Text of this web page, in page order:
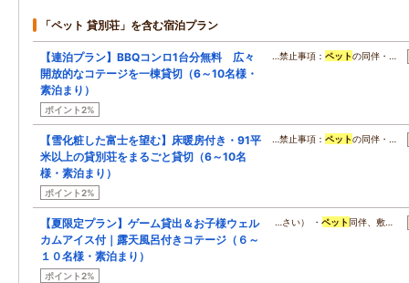
「ペット 貸別荘」を含む宿泊プラン
【連泊プラン】BBQコンロ1台分無料 広々
開放的なコテージを一棟貸切（6～10名様・
素泊まり）
ポイント2%
…禁止事項： ペットの同伴・…
【雪化粧した富士を望む】床暖房付き・91平
米以上の貸別荘をまるごと貸切（6～10名
様・素泊まり）
ポイント2%
…禁止事項： ペットの同伴・…
【夏限定プラン】ゲーム貸出＆お子様ウェル
カムアイス付｜露天風呂付きコテージ（６～
１０名様・素泊まり）
ポイント2%
…さい） ・ペット 同伴、敷…